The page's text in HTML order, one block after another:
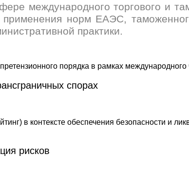
международного торгового и
норм ЕАЭС,
практики.
спорах
рисков